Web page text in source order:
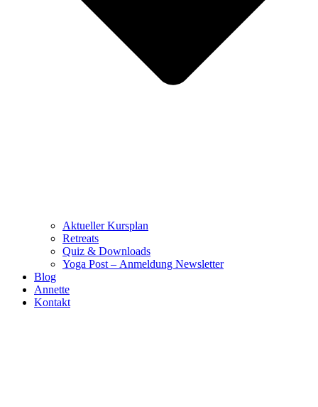
Aktueller Kursplan
Retreats
Quiz & Downloads
Yoga Post – Anmeldung Newsletter
Blog
Annette
Kontakt